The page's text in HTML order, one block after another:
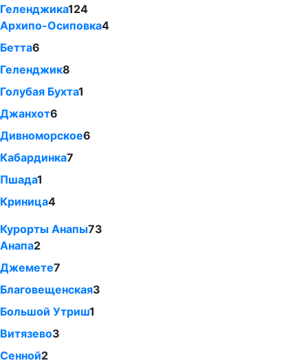
Геленджика124
Архипо-Осиповка4
Бетта6
Геленджик8
Голубая Бухта1
Джанхот6
Дивноморское6
Кабардинка7
Пшада1
Криница4
Курорты Анапы73
Анапа2
Джемете7
Благовещенская3
Большой Утриш1
Витязево3
Сенной2